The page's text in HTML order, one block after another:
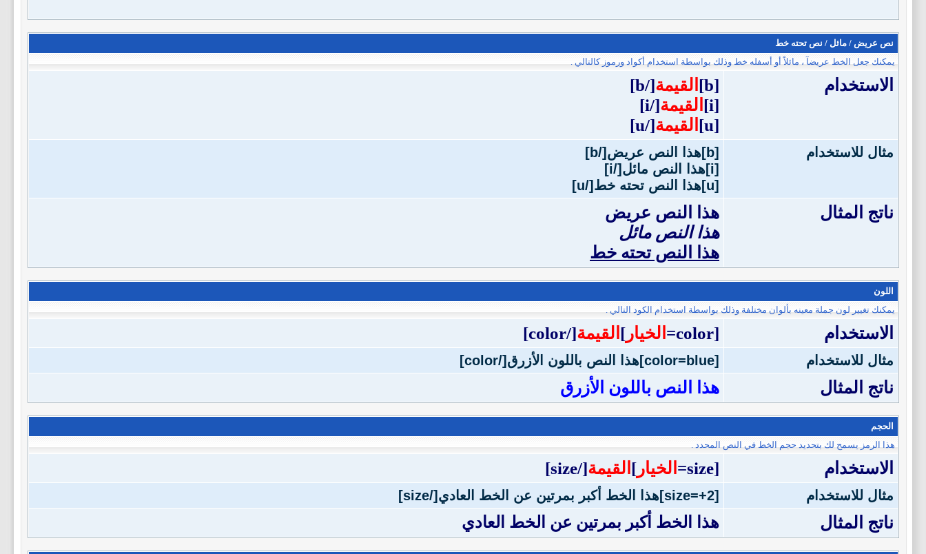
نص عريض / مائل / نص تحته خط
يمكنك جعل الخط عريضآ ، مائلاً أو أسفله خط وذلك بواسطة استخدام أكواد ورموز كالتالي .
الاستخدام [b] القيمة[/b]
[i]
القيمة[/i]
[u]
القيمة[/u]
مثال للاستخدام
[b]هذا النص عريض[/b]
[i]هذا النص مائل[/i]
[u]هذا النص تحته خط[/u]
ناتج المثال
هذا النص عريض
هذا النص مائل
هذا النص تحته خط
اللون
يمكنك تغيير لون جملة معينه بألوان مختلفة وذلك بواسطة استخدام الكود التالي .
الاستخدام [color= الخيار ] القيمة[/color]
مثال للاستخدام [color=blue]هذا النص باللون الأزرق[/color]
ناتج المثال هذا النص باللون الأزرق
الحجم
هذا الرمز يسمح لك بتحديد حجم الخط في النص المحدد .
الاستخدام [size= الخيار ] القيمة[/size]
مثال للاستخدام [size=+2]هذا الخط أكبر بمرتين عن الخط العادي[/size]
ناتج المثال هذا الخط أكبر بمرتين عن الخط العادي